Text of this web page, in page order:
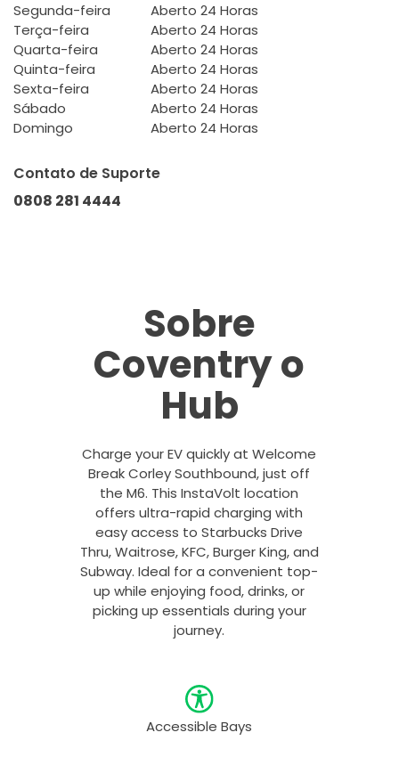
Segunda-feira
Aberto 24 Horas
Terça-feira
Aberto 24 Horas
Quarta-feira
Aberto 24 Horas
Quinta-feira
Aberto 24 Horas
Sexta-feira
Aberto 24 Horas
Sábado
Aberto 24 Horas
Domingo
Aberto 24 Horas
Contato de Suporte
0808 281 4444
Sobre
Coventry o
Hub
Charge your EV quickly at Welcome
Break Corley Southbound, just off
the M6. This InstaVolt location
offers ultra-rapid charging with
easy access to Starbucks Drive
Thru, Waitrose, KFC, Burger King, and
Subway. Ideal for a convenient top-
up while enjoying food, drinks, or
picking up essentials during your
journey.
Accessible Bays